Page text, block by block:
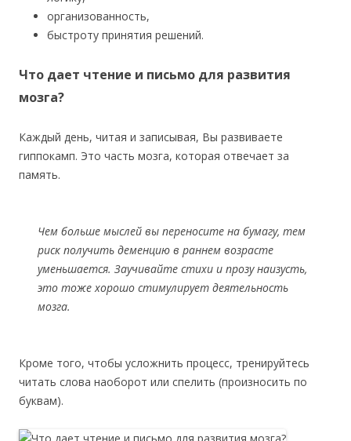
организованность,
быстроту принятия решений.
Что дает чтение и письмо для развития
мозга?
Каждый день, читая и записывая, Вы развиваете
гиппокамп. Это часть мозга, которая отвечает за
память.
Чем больше мыслей вы переносите на бумагу, тем
риск получить деменцию в раннем возрасте
уменьшается. Заучивайте стихи и прозу наизусть,
это тоже хорошо стимулирует деятельность
мозга.
Кроме того, чтобы усложнить процесс, тренируйтесь
читать слова наоборот или спелить (произносить по
буквам).